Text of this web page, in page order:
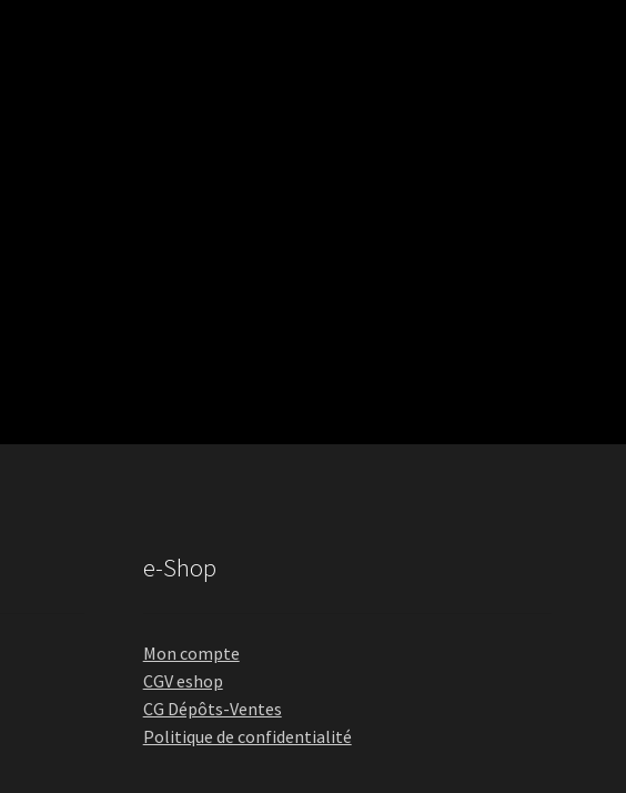
e-Shop
Mon compte
CGV eshop
CG Dépôts-Ventes
Politique de confidentialité